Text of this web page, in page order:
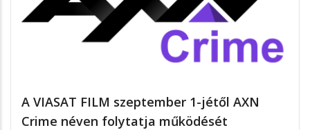
A VIASAT FILM szeptember 1-jétől AXN
Crime néven folytatja működését